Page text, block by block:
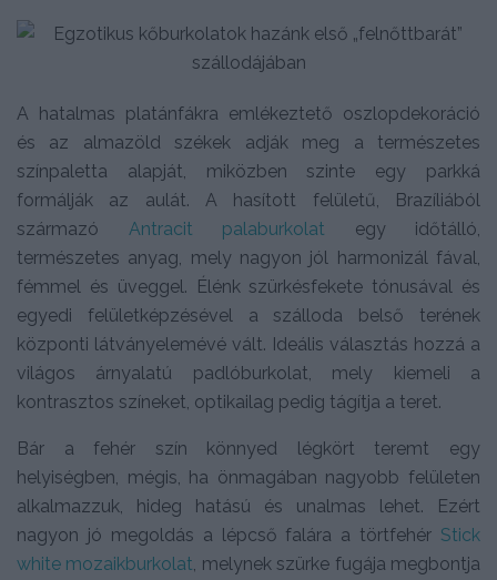
A hatalmas platánfákra emlékeztető oszlopdekoráció
és az almazöld székek adják meg a természetes
színpaletta alapját, miközben szinte egy parkká
formálják az aulát. A hasított felületű, Brazíliából
származó Antracit palaburkolat egy időtálló,
természetes anyag, mely nagyon jól harmonizál fával,
fémmel és üveggel. Élénk szürkésfekete tónusával és
egyedi felületképzésével a szálloda belső terének
központi látványelemévé vált. Ideális választás hozzá a
világos árnyalatú padlóburkolat, mely kiemeli a
kontrasztos színeket, optikailag pedig tágítja a teret.
Bár a fehér szín könnyed légkört teremt egy
helyiségben, mégis, ha önmagában nagyobb felületen
alkalmazzuk, hideg hatású és unalmas lehet. Ezért
nagyon jó megoldás a lépcső falára a törtfehér Stick
white mozaikburkolat, melynek szürke fugája megbontja